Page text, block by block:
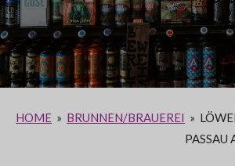
HOME » BRUNNEN/BRAUEREI »
PASSAU